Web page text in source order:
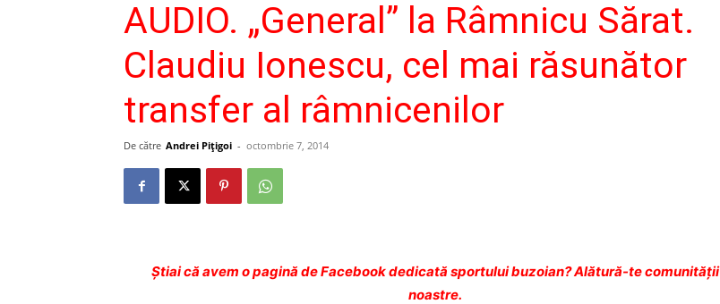
AUDIO. „General” la Râmnicu Sărat.
Claudiu Ionescu, cel mai răsunător
transfer al râmnicenilor
De către Andrei Pițigoi - octombrie 7, 2014
Ştiai că avem o pagină de Facebook dedicată sportului buzoian? Alătură-te comunității
noastre.